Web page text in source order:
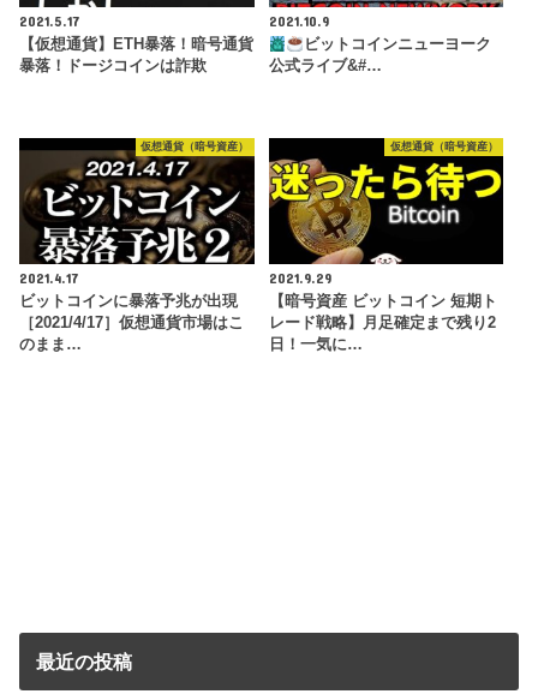
2021.5.17
【仮想通貨】ETH暴落！暗号通貨
暴落！ドージコインは詐欺
2021.10.9
ビットコインニューヨーク
公式ライブ&#…
仮想通貨（暗号資産）
2021.4.17
ビットコインに暴落予兆が出現
［2021/4/17］仮想通貨市場はこ
のまま…
仮想通貨（暗号資産）
2021.9.29
【暗号資産 ビットコイン 短期ト
レード戦略】月足確定まで残り2
日！一気に…
最近の投稿